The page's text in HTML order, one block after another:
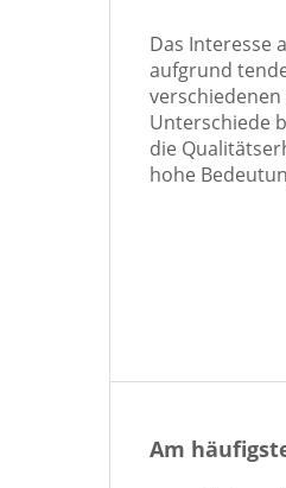
Das Interesse
aufgrund
Unterschiede
die
hohe
Am